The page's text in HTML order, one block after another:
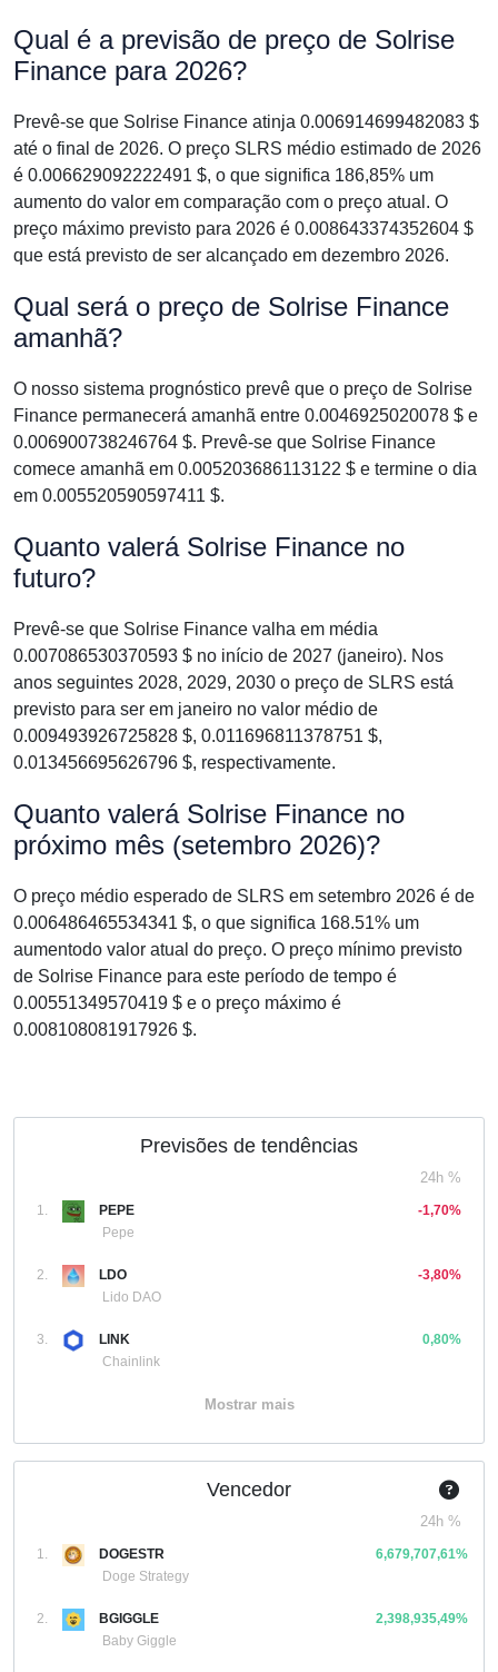
Qual é a previsão de preço de Solrise
Finance para 2026?
Prevê-se que Solrise Finance atinja 0.006914699482083 $
até o final de 2026. O preço SLRS médio estimado de 2026
é 0.006629092222491 $, o que significa 186,85% um
aumento do valor em comparação com o preço atual. O
preço máximo previsto para 2026 é 0.008643374352604 $
que está previsto de ser alcançado em dezembro 2026.
Qual será o preço de Solrise Finance
amanhã?
O nosso sistema prognóstico prevê que o preço de Solrise
Finance permanecerá amanhã entre 0.0046925020078 $ e
0.006900738246764 $. Prevê-se que Solrise Finance
comece amanhã em 0.005203686113122 $ e termine o dia
em 0.005520590597411 $.
Quanto valerá Solrise Finance no
futuro?
Prevê-se que Solrise Finance valha em média
0.007086530370593 $ no início de 2027 (janeiro). Nos
anos seguintes 2028, 2029, 2030 o preço de SLRS está
previsto para ser em janeiro no valor médio de
0.009493926725828 $, 0.011696811378751 $,
0.013456695626796 $, respectivamente.
Quanto valerá Solrise Finance no
próximo mês (setembro 2026)?
O preço médio esperado de SLRS em setembro 2026 é de
0.006486465534341 $, o que significa 168.51% um
aumentodo valor atual do preço. O preço mínimo previsto
de Solrise Finance para este período de tempo é
0.00551349570419 $ e o preço máximo é
0.008108081917926 $.
Previsões de tendências
24h %
1.
PEPE
Pepe
-1,70%
2.
LDO
Lido DAO
-3,80%
3.
LINK
Chainlink
0,80%
Mostrar mais
Vencedor
24h %
1.
DOGESTR
Doge Strategy
6,679,707,61%
2.
BGIGGLE
Baby Giggle
2,398,935,49%